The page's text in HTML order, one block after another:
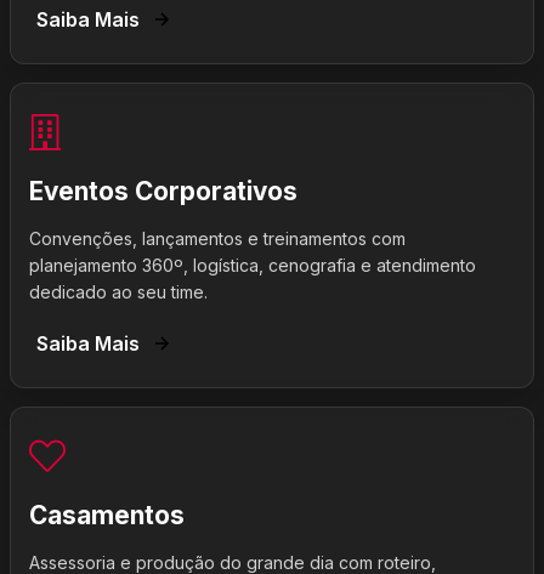
Saiba Mais
Eventos Corporativos
Convenções, lançamentos e treinamentos com
planejamento 360º, logística, cenografia e atendimento
dedicado ao seu time.
Saiba Mais
Casamentos
Assessoria e produção do grande dia com roteiro,